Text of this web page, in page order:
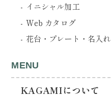
イニシャル加工
Web カタログ
花台・プレート・名入れ
MENU
KAGAMIについて